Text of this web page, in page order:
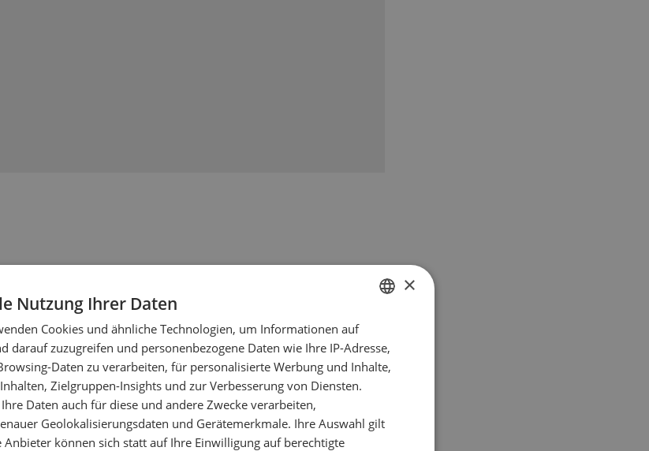
FRENCH
×
Nutzung Ihrer Daten
Cookies und ähnliche Technologien, um Informationen auf
darauf zuzugreifen und personenbezogene Daten wie Ihre IP-Adresse,
Daten zu verarbeiten, für personalisierte Werbung und Inhalte,
Zielgruppen-Insights und zur Verbesserung von Diensten.
Daten auch für diese und andere Zwecke verarbeiten,
Geolokalisierungsdaten und Gerätemerkmale. Ihre Auswahl gilt
Anbieter können sich statt auf Ihre Einwilligung auf berechtigte